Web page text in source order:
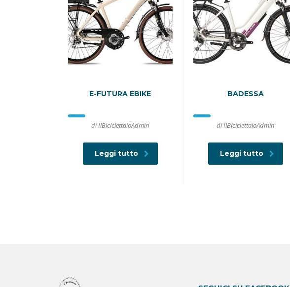
E-FUTURA EBIKE
di IlBiciclettaioAdmin
Leggi tutto
BADESSA
di IlBiciclettaioAdmin
Leggi tutto